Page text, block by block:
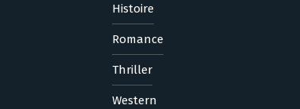
Histoire
Romance
Thriller
Western